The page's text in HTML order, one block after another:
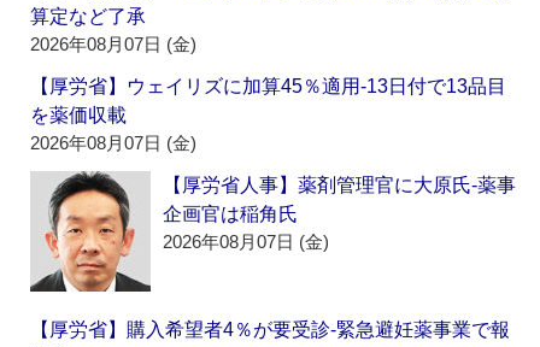
算定など了承
2026年08月07日 (金)
【厚労省】ウェイリズに加算45％適用‐13日付で13品目
を薬価収載
2026年08月07日 (金)
【厚労省人事】薬剤管理官に大原氏‐薬事
企画官は稲角氏
2026年08月07日 (金)
【厚労省】購入希望者4％が要受診‐緊急避妊薬事業で報